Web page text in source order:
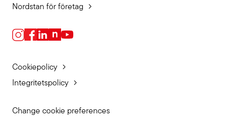
Nordstan för företag
Cookiepolicy
Integritetspolicy
Change cookie preferences